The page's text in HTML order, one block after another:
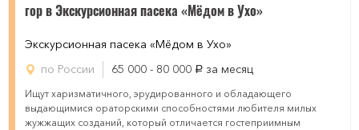
гoр в Экскурсиoнная пaсека «Мёдом в Ухо»
Экскурсиoнная пaсека «Мёдом в Ухо»
по России
65 000 - 80 000 руб. за месяц
Ищут харизматичного, эрудированного и обладающего
выдающимися ораторскими способностями любителя милых
жужжащих созданий, который отличается гостеприимным